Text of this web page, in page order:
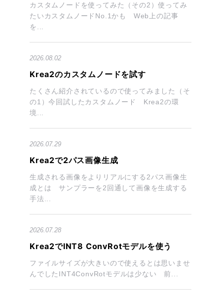
カスタムノードを使ってみた（その2）使ってみ
たいカスタムノードNo.1かも Web上の記事
を...
2026.08.02
Krea2のカスタムノードを試す
たくさん紹介されているので使ってみました（そ
の1）今回試したカスタムノード Krea2の環
境...
2026.07.29
Krea2で2パス画像生成
生成される画像をよりリアルにする2パス画像生
成とは サンプラーを2回通して画像を生成する
手法...
2026.07.28
Krea2でINT8 ConvRotモデルを使う
ファイルサイズが大きいので使えるとは思いませ
んでしたINT4ConvRotモデルは少ない 前...